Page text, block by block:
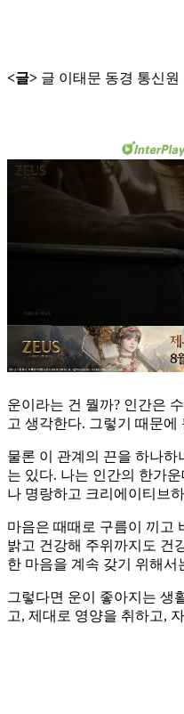
<글> 글 이태문 동경 통신원
운이라는 건 뭘까? 인간은
고 생각한다. 그렇기 때문
물론 이 관계의 끈을 하나
는 있다. 나는 인간의 한가
나 명랑하고 크리에이티브
마음은 때때로 구름이 끼고
밝고 건강해 주위까지도 건
한 마음을 계속 갖기 위해
그렇다면 운이 좋아지는 생
고, 제대로 영양을 취하고,